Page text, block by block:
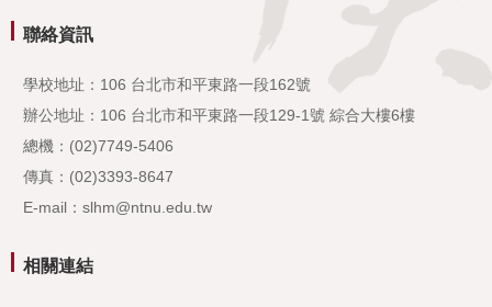
聯絡資訊
學校地址：106 台北市和平東路一段162號
辦公地址：106 台北市和平東路一段129-1號 綜合大樓6樓
總機：(02)7749-5406
傳真：(02)3393-8647
E-mail：slhm@ntnu.edu.tw
相關連結